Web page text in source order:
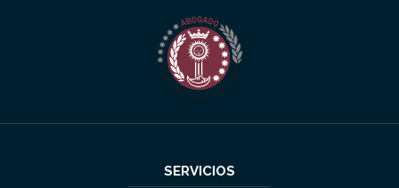
SERVICIOS